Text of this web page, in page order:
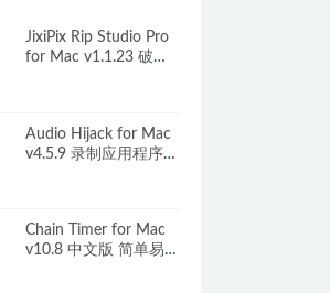
JixiPix Rip Studio Pro
for Mac v1.1.23 破解
Audio Hijack for Mac
v4.5.9 录制应用程序内
Chain Timer for Mac
v10.8 中文版 简单易